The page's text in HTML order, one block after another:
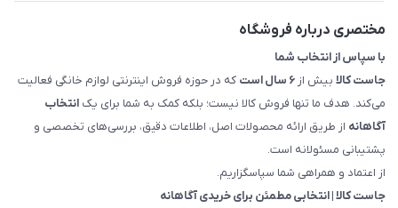
مختصری درباره فروشگاه
با سپاس از انتخاب شما
جاست کالا بیش از ۶ سال است
که در حوزه فروش اینترنتی لوازم خانگی فعالیت
می‌کند. هدف ما تنها فروش کالا نیست؛ بلکه کمک به شما برای یک انتخاب
آگاهانه از طریق ارائه محصولات اصل، اطلاعات دقیق، بررسی‌های تخصصی و
پشتیبانی مسئولانه است.
از اعتماد و همراهی شما سپاسگزاریم.
جاست کالا | انتخابی مطمئن برای خریدی آگاهانه